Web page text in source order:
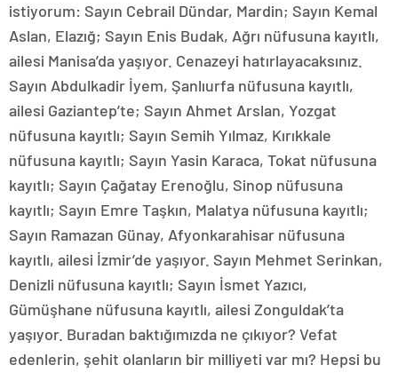
istiyorum: Sayın Cebrail Dündar, Mardin; Sayın Kemal
Aslan, Elazığ; Sayın Enis Budak, Ağrı nüfusuna kayıtlı,
ailesi Manisa’da yaşıyor. Cenazeyi hatırlayacaksınız.
Sayın Abdulkadir İyem, Şanlıurfa nüfusuna kayıtlı,
ailesi Gaziantep’te; Sayın Ahmet Arslan, Yozgat
nüfusuna kayıtlı; Sayın Semih Yılmaz, Kırıkkale
nüfusuna kayıtlı; Sayın Yasin Karaca, Tokat nüfusuna
kayıtlı; Sayın Çağatay Erenoğlu, Sinop nüfusuna
kayıtlı; Sayın Emre Taşkın, Malatya nüfusuna kayıtlı;
Sayın Ramazan Günay, Afyonkarahisar nüfusuna
kayıtlı, ailesi İzmir’de yaşıyor. Sayın Mehmet Serinkan,
Denizli nüfusuna kayıtlı; Sayın İsmet Yazıcı,
Gümüşhane nüfusuna kayıtlı, ailesi Zonguldak’ta
yaşıyor. Buradan baktığımızda ne çıkıyor? Vefat
edenlerin, şehit olanların bir milliyeti var mı? Hepsi bu